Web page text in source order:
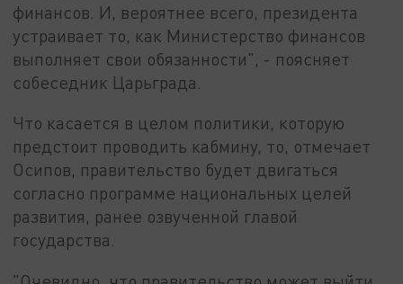
финансов. И, вероятнее всего, президента
устраивает то, как Министерство финансов
выполняет свои обязанности", - поясняет
собеседник Царьграда.
Что касается в целом политики, которую
предстоит проводить кабмину, то, отмечает
Осипов, правительство будет двигаться
согласно программе национальных целей
развития, ранее озвученной главой
государства.